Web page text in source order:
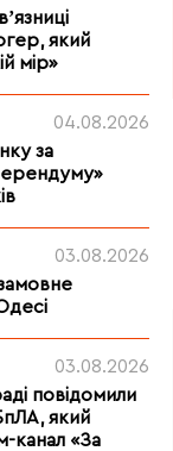
який
мір»
04.08.2026
за
03.08.2026
03.08.2026
повідомили
який
канал «За